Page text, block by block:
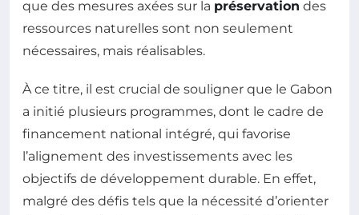
que des mesures axées sur la préservation des
ressources naturelles sont non seulement
nécessaires, mais réalisables.
À ce titre, il est crucial de souligner que le Gabon
a initié plusieurs programmes, dont le cadre de
financement national intégré, qui favorise
l’alignement des investissements avec les
objectifs de développement durable. En effet,
malgré des défis tels que la nécessité d’orienter